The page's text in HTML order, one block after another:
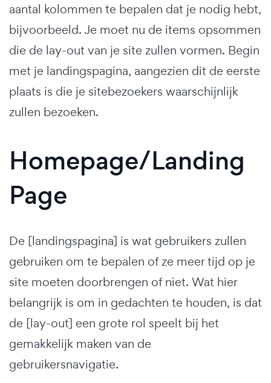
aantal kolommen te bepalen dat je nodig hebt,
bijvoorbeeld. Je moet nu de items opsommen
die de lay-out van je site zullen vormen. Begin
met je landingspagina, aangezien dit de eerste
plaats is die je sitebezoekers waarschijnlijk
zullen bezoeken.
Homepage/Landing
Page
De [landingspagina] is wat gebruikers zullen
gebruiken om te bepalen of ze meer tijd op je
site moeten doorbrengen of niet. Wat hier
belangrijk is om in gedachten te houden, is dat
de [lay-out] een grote rol speelt bij het
gemakkelijk maken van de
gebruikersnavigatie.